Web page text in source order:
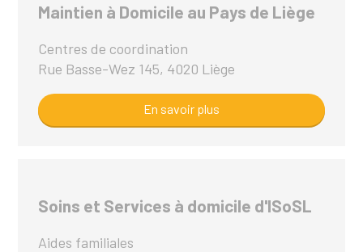
Maintien à Domicile au Pays de Liège
Centres de coordination
Rue Basse-Wez 145, 4020 Liège
En savoir plus
Soins et Services à domicile d'ISoSL
Aides familiales